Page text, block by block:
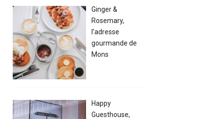
Ginger &
Rosemary,
l’adresse
gourmande de
Mons
Happy
Guesthouse,